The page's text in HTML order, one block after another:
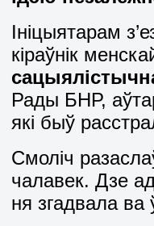
Ініцыятарам
кіраўнік
Рады БНР,
які быў
Смоліч
чалавек. Дзе
ня згадвала ва